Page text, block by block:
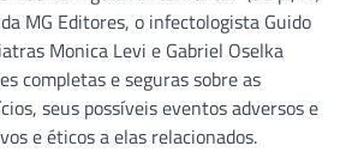
MG Editores, o infectologista Guido
Monica Levi e Gabriel Oselka
completas e seguras sobre as
seus possíveis eventos adversos e
e éticos a elas relacionados.